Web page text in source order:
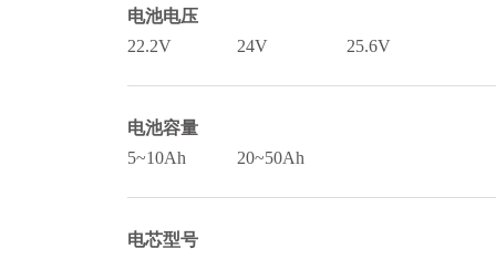
电池电压
22.2V
24V 25.6V
电池容量
5~10Ah
20~50Ah
电芯型号